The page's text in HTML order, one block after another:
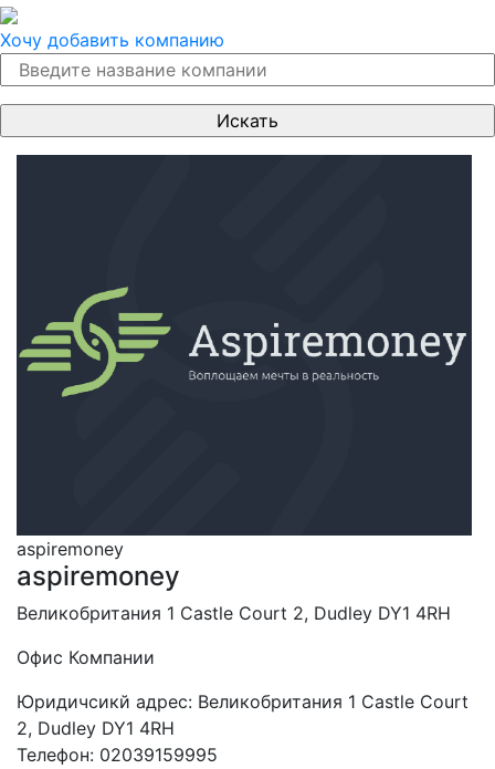
Хочу добавить компанию
aspiremoney
aspiremoney
Великобритания 1 Castle Court 2, Dudley DY1 4RH
Офис Компании
Юридичсикй адрес: Великобритания 1 Castle Court
2, Dudley DY1 4RH
Телефон: 02039159995